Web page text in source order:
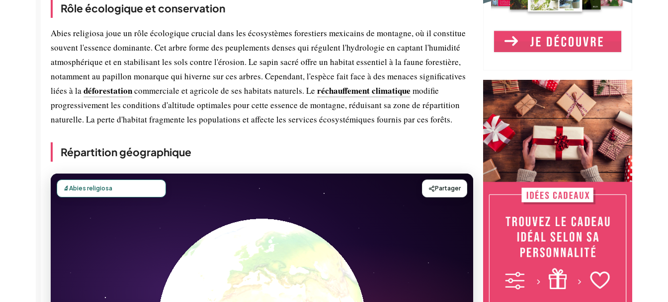
Rôle écologique et conservation
Abies religiosa joue un rôle écologique crucial dans les écosystèmes forestiers mexicains de montagne, où il constitue
souvent l'essence dominante. Cet arbre forme des peuplements denses qui régulent l'hydrologie en captant l'humidité
atmosphérique et en stabilisant les sols contre l'érosion. Le sapin sacré offre un habitat essentiel à la faune forestière,
notamment au papillon monarque qui hiverne sur ces arbres. Cependant, l'espèce fait face à des menaces significatives
liées à ladéforestationcommerciale et agricole de ses habitats naturels. Le réchauffement climatique modifie
progressivement les conditions d'altitude optimales pour cette essence de montagne, réduisant sa zone de répartition
naturelle. La perte d'habitat fragmente les populations et affecte les services écosystémiques fournis par ces forêts.
Répartition géographique